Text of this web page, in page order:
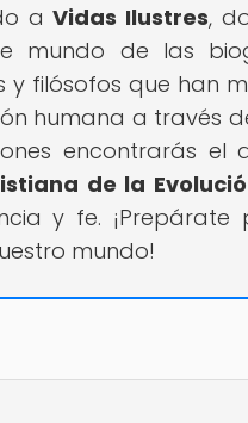
aVidas Ilustres,
mundo de las
y filósofos que han
humana a través
encontrarás el
de la
y fe.
mundo!